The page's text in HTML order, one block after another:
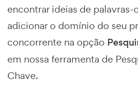
encontrar ideias de palavras-
adicionar o domínio do seu
concorrente na opção
em nossa ferramenta de
Chave.